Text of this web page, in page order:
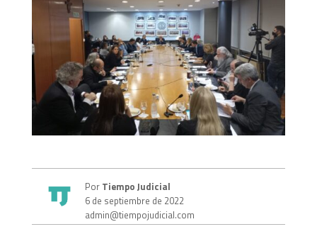
PorTiempo Judicial
6 de septiembre de 2022
admin@tiempojudicial.com